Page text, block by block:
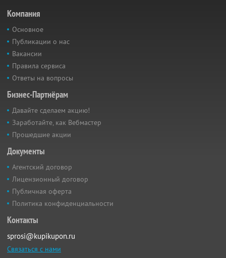
Компания
Основное
Публикации о нас
Вакансии
Правила сервиса
Ответы на вопросы
Бизнес-Партнёрам
Давайте сделаем акцию!
Заработайте, как Вебмастер
Прошедшие акции
Документы
Агентский договор
Лицензионный договор
Публичная оферта
Политика конфиденциальности
Контакты
sprosi@kupikupon.ru
Связаться с нами